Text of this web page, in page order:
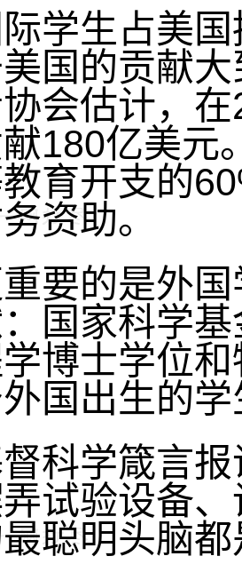
生占美国
国的贡献
会估计，
180亿美元
育开支的
资助。
的是外国
国家科学
博士学位
国出生的
学箴言报
试验设备
聪明头脑